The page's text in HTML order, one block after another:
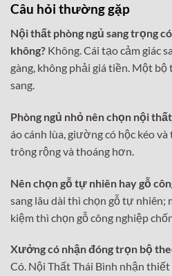
Câu hỏi thường gặp
Nội thất phòng ngủ sang trọng
không? Không. Cái tạo cảm giác
gàng, không phải giá tiền. Một
sang.
Phòng ngủ nhỏ nên chọn nội
áo cánh lùa, giường có hộc kéo
trông rộng và thoáng hơn.
Nên chọn gỗ tự nhiên hay gỗ
sang lâu dài thì chọn gỗ tự nhiên;
kiệm thì chọn gỗ công nghiệp
Xưởng có nhận đóng trọn bộ
Có. Nội Thất Thái Bình nhận